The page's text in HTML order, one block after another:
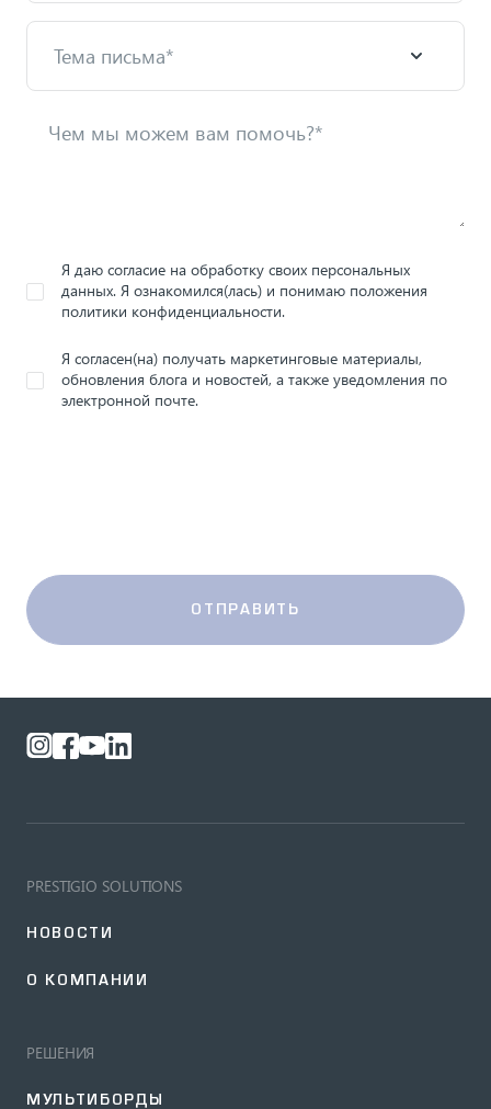
Я даю согласие на обработку своих персональных
данных. Я ознакомился(лась) и понимаю положения
политики конфиденциальности.
Я согласен(на) получать маркетинговые материалы,
обновления блога и новостей, а также уведомления по
электронной почте.
ОТПРАВИТЬ
PRESTIGIO SOLUTIONS
НОВОСТИ
О КОМПАНИИ
РЕШЕНИЯ
МУЛЬТИБОРДЫ